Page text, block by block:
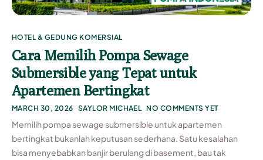
HOTEL & GEDUNG KOMERSIAL
Cara Memilih Pompa Sewage
Submersible yang Tepat untuk
Apartemen Bertingkat
MARCH 30, 2026 SAYLOR MICHAEL NO COMMENTS YET
Memilih pompa sewage submersible untuk apartemen
bertingkat bukanlah keputusan sederhana. Satu kesalahan
bisa menyebabkan banjir berulang di basement, bau tak